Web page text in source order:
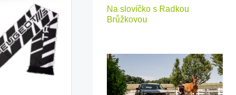
Na slovíčko s Radkou
Brůžkovou